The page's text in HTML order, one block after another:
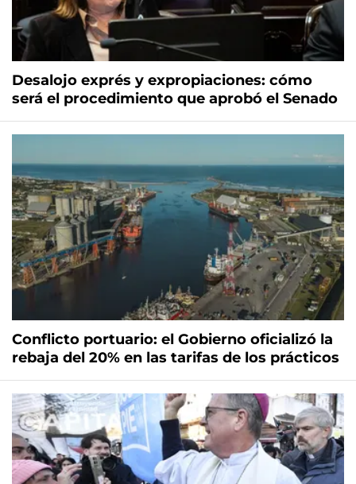
Desalojo exprés y expropiaciones: cómo
será el procedimiento que aprobó el Senado
Conflicto portuario: el Gobierno oficializó la
rebaja del 20% en las tarifas de los prácticos